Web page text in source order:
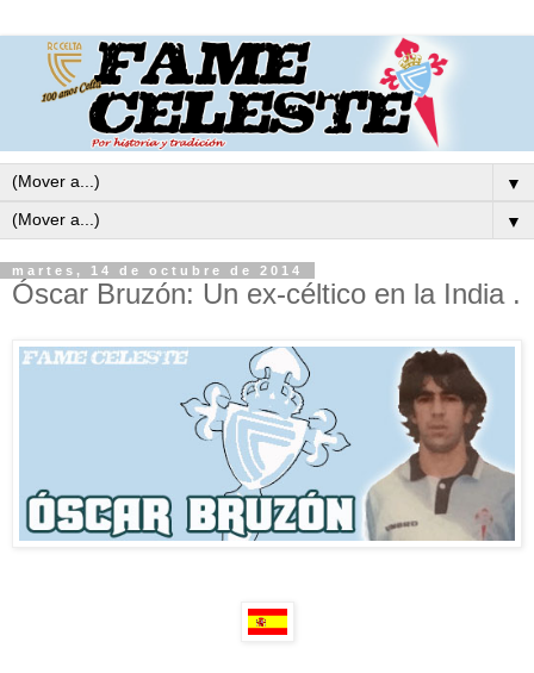
▼
▼
martes, 14 de octubre de 2014
Óscar Bruzón: Un ex-céltico en la India .